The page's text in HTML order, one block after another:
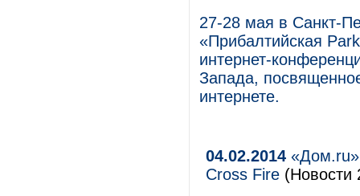
27-28 мая в Санкт-
«Прибалтийская
интернет-
Запада,
интернете.
04.02.2014 «Дом.ru»
Cross Fire (Новости